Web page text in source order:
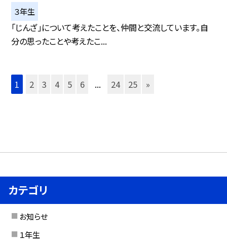
３年生
「じんざ」について考えたことを、仲間と交流しています。自
分の思ったことや考えたこ...
1 2 3 4 5 6 ... 24 25 »
カテゴリ
お知らせ
１年生